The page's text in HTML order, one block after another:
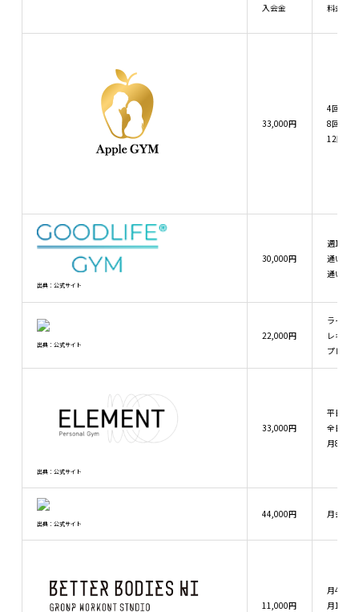
入会金 料金プ
33,000円
4回：
8回：
12回：
出典：公式サイト
30,000円
週1回：
通い放
通い放
出典：公式サイト
22,000円
ライト
レギュ
プレミ
出典：公式サイト
33,000円
平日デ
全日フ
月8回
出典：公式サイト
44,000円 月会費
11,000円
月4回
月12回